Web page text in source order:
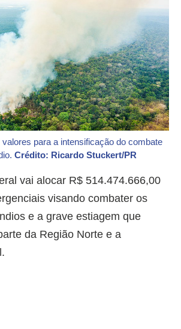
para a intensificação do combate
Crédito: Ricardo Stuckert/PR
vai alocar R$ 514.474.666,00
visando combater os
e a grave estiagem que
da Região Norte e a